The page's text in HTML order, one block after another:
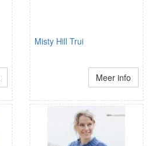
Misty Hill Trui
Meer info